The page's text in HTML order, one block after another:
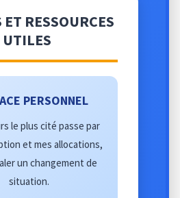
ET RESSOURCES
UTILES
PERSONNEL
le plus cité passe par
et mes allocations,
un changement de
situation.